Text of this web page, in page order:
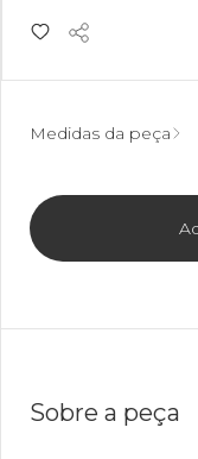
Medidas da peça
Sobre a peça